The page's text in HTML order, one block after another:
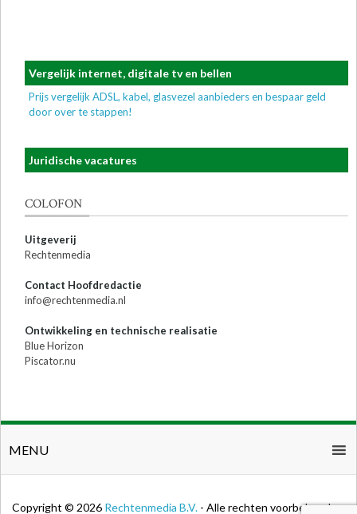
Vergelijk internet, digitale tv en bellen
Prijs vergelijk ADSL, kabel, glasvezel aanbieders en bespaar geld
door over te stappen!
Juridische vacatures
COLOFON
Uitgeverij
Rechtenmedia
Contact Hoofdredactie
info@rechtenmedia.nl
Ontwikkeling en technische realisatie
Blue Horizon
Piscator.nu
MENU
Copyright © 2026 Rechtenmedia B.V. - Alle rechten voorbehouden.